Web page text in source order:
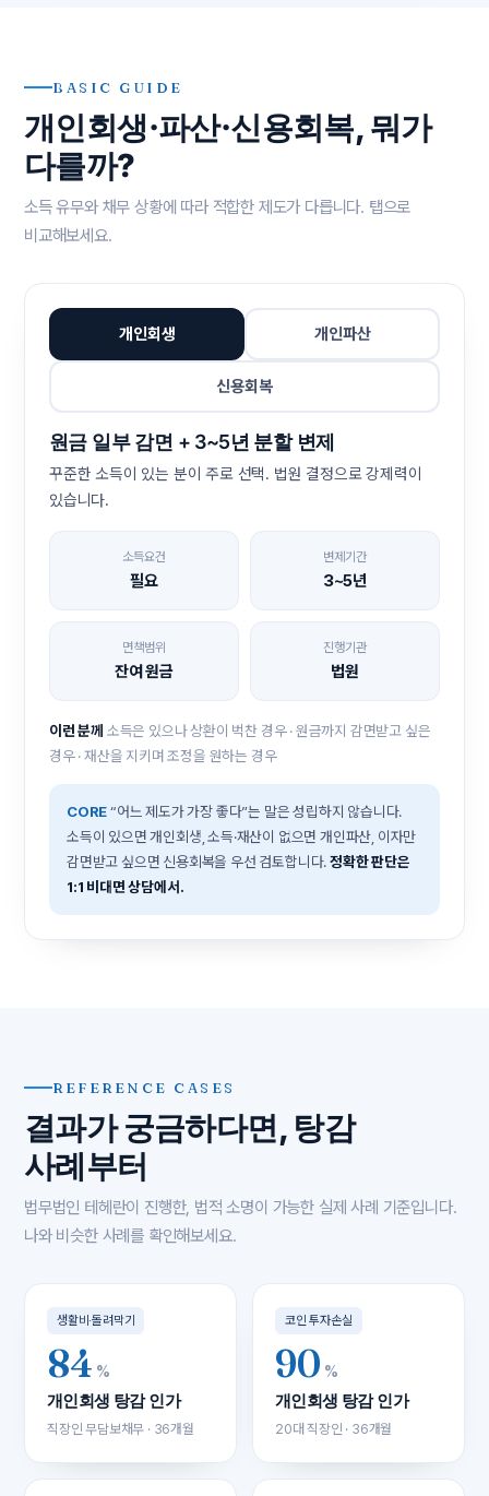
BASIC GUIDE
개인회생·파산·신용회복, 뭐가
다를까?
소득 유무와 채무 상황에 따라 적합한 제도가 다릅니다. 탭으로
비교해보세요.
개인회생 개인파산
신용회복
원금 일부 감면 + 3~5년 분할 변제
꾸준한 소득이 있는 분이 주로 선택. 법원 결정으로 강제력이
있습니다.
소득요건
필요
변제기간
3~5년
면책범위
잔여 원금
진행기관
법원
이런 분께 소득은 있으나 상환이 벅찬 경우 · 원금까지 감면받고 싶은
경우 · 재산을 지키며 조정을 원하는 경우
CORE“어느 제도가 가장 좋다”는 말은 성립하지 않습니다.
소득이 있으면 개인회생, 소득·재산이 없으면 개인파산, 이자만
감면받고 싶으면 신용회복을 우선 검토합니다.정확한 판단은
1:1 비대면 상담에서.
REFERENCE CASES
결과가 궁금하다면, 탕감
사례부터
법무법인 테헤란이 진행한, 법적 소명이 가능한 실제 사례 기준입니다.
나와 비슷한 사례를 확인해보세요.
생활비·돌려막기
84 %
개인회생 탕감 인가
직장인 무담보채무 · 36개월
코인 투자손실
90 %
개인회생 탕감 인가
20대 직장인 · 36개월